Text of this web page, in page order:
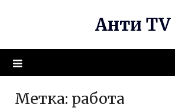
Анти TV
Метка: работа